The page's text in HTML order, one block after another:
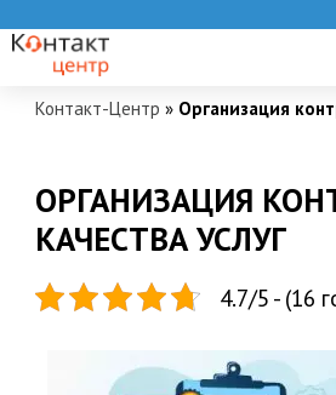
Контакт-Центр » Организация
ОРГАНИЗАЦИЯ
КАЧЕСТВА УСЛУГ
4.7/5 - (16